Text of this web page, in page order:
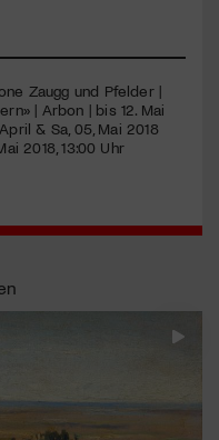
Zaugg und Pfelder |
| Arbon | bis 12. Mai
& Sa, 05, Mai 2018
2018, 13:00 Uhr